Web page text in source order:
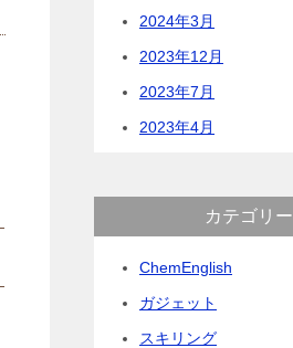
2024年3月
2023年12月
2023年7月
2023年4月
カテゴリー
ChemEnglish
ガジェット
スキリング